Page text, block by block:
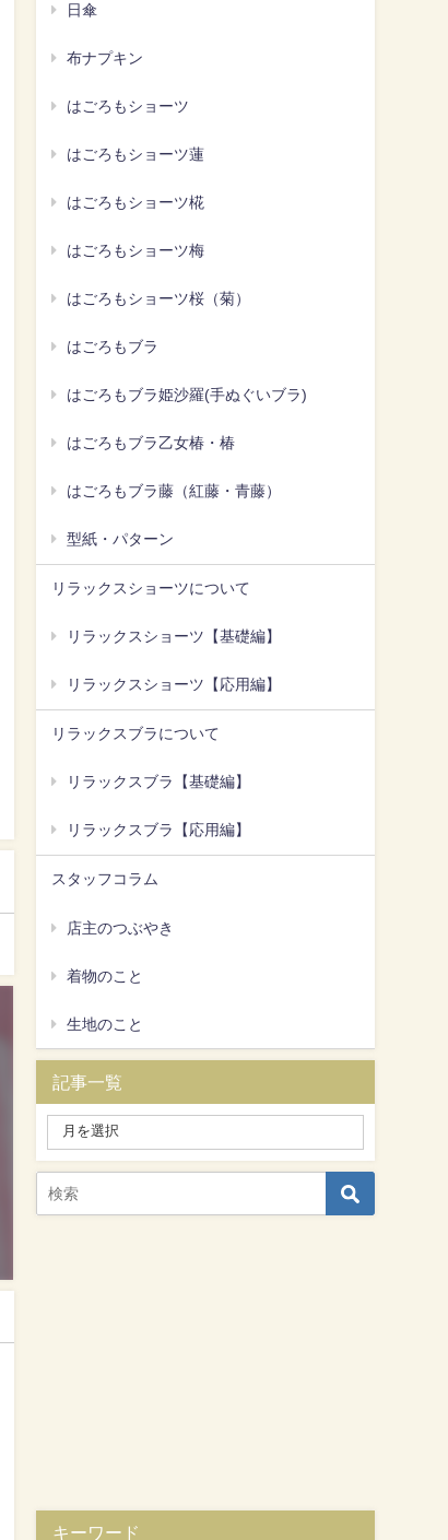
日傘
布ナプキン
はごろもショーツ
はごろもショーツ蓮
はごろもショーツ椛
はごろもショーツ梅
はごろもショーツ桜（菊）
はごろもブラ
はごろもブラ姫沙羅(手ぬぐいブラ)
はごろもブラ乙女椿・椿
はごろもブラ藤（紅藤・青藤）
型紙・パターン
リラックスショーツについて
リラックスショーツ【基礎編】
リラックスショーツ【応用編】
リラックスブラについて
リラックスブラ【基礎編】
リラックスブラ【応用編】
スタッフコラム
店主のつぶやき
着物のこと
生地のこと
記事一覧
キーワード